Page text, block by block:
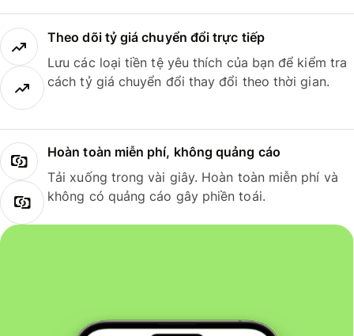
Theo dõi tỷ giá chuyển đổi trực tiếp
Lưu các loại tiền tệ yêu thích của bạn để kiểm tra
cách tỷ giá chuyển đổi thay đổi theo thời gian.
Hoàn toàn miễn phí, không quảng cáo
Tải xuống trong vài giây. Hoàn toàn miễn phí và
không có quảng cáo gây phiền toái.